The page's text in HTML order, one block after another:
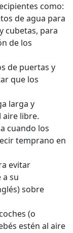
como:
de agua para
cubetas, para
de los
de puertas y
que los
larga y
aire libre.
cuando los
temprano en
evitar
su
sobre
(o
estén al aire